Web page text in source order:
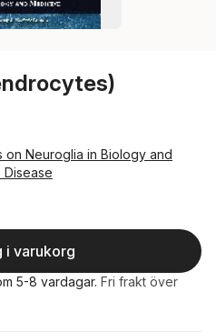
on Neuroglia in Biology and
i varukorg
5-8 vardagar. Fri frakt över